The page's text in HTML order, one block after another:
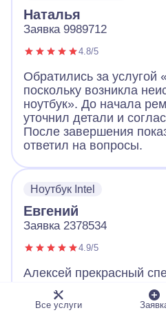
Наталья
Заявка 9989712
4.8/5
Обратились за услугой
поскольку возникла
ноутбук». До начала
уточнил детали и
После завершения
ответил на вопросы.
Ноутбук Intel
Евгений
Заявка 2378534
4.9/5
Алексей прекрасный
советую. Починил все
отдал уже исправный
Все услуги